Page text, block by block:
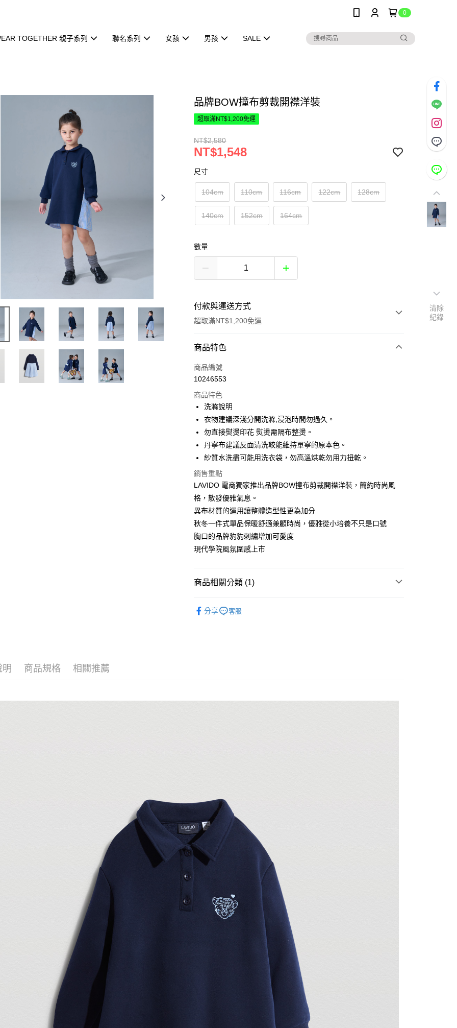
0
TOGETHER 親子系列 聯名系列 女孩 男孩 SALE
品牌BOW撞布剪裁開襟洋裝
超取滿NT$1,200免運
NT$2,580
NT$1,548
尺寸
104cm 110cm 116cm 122cm 128cm
140cm 152cm 164cm
數量
付款與運送方式
超取滿NT$1,200免運
付款方式
信用卡一次付款
Apple Pay
街口支付
悠遊付
大哥付你分期
相關說明
【大哥付你分期使用說明】
2.付款方式選擇「大哥付你分期」，訂單成立後會自動跳轉到大哥付的交易
流程，驗證手機門號後，選擇欲分期的期數、繳款截止日，確認付款後即
完成交易。
3.實際核准額度、可分期數及費用金額請依後續交易確認頁面所載為準。
4.訂單成立30分鐘內，如未前往確認交易或遇審核未通過，訂單將自動取
消。如遇「轉專審核」未通過狀況，表示未達大哥付你分期系統評分，恕
醒簡訊。
ATM付款
運送方式
全家取貨付款
每筆NT$60，滿NT$1,200(含以上)免運費
7-11取貨付款
商品特色
商品編號
10246553
商品特色
洗滌說明
衣物建議深淺分開洗滌,浸泡時間勿過久。
勿直接熨燙印花 熨燙需隔布整燙。
丹寧布建議反面清洗較能維持單寧的原本色。
紗質水洗盡可能用洗衣袋，勿高溫烘乾勿用力扭乾。
銷售重點
LAVIDO 電商獨家推出品牌BOW撞布剪裁開襟洋裝，簡約時尚風
格，散發優雅氣息。
異布材質的運用讓整體造型性更為加分
秋冬一件式單品保暖舒適兼顧時尚，優雅從小培養不只是口號
胸口的品牌豹豹刺繡增加可愛度
現代學院風氛圍感上市
商品相關分類 (1)
分享
客服
明 商品規格 相關推薦
清除
紀錄